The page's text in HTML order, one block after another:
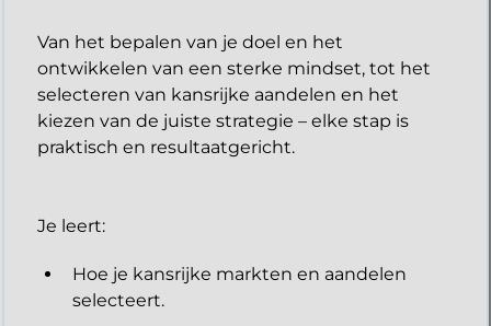
Van het bepalen van je doel en het
ontwikkelen van een sterke mindset, tot het
selecteren van kansrijke aandelen en het
kiezen van de juiste strategie – elke stap is
praktisch en resultaatgericht.
​Je leert:
Hoe je kansrijke markten en aandelen
selecteert.